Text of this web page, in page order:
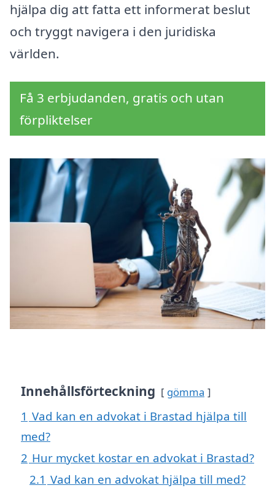
hjälpa dig att fatta ett informerat beslut
och tryggt navigera i den juridiska
världen.
Få 3 erbjudanden, gratis och utan
förpliktelser
Innehållsförteckning gömma
1 Vad kan en advokat i Brastad hjälpa till
med?
2 Hur mycket kostar en advokat i Brastad?
2.1 Vad kan en advokat hjälpa till med?